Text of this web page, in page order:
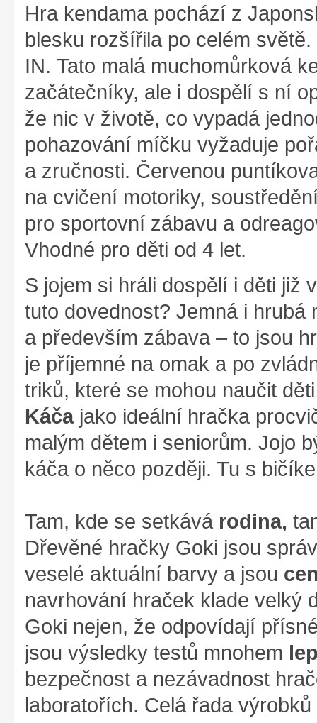
Hra kendama pochází z
blesku rozšířila po celém
IN. Tato malá muchomůrková
začátečníky, ale i dospělí s ní
že nic v životě, co vypadá
pohazování míčku vyžaduje
a zručnosti. Červenou
na cvičení motoriky,
pro sportovní zábavu a
Vhodné pro děti od 4 let.
S jojem si hráli dospělí i děti již
tuto dovednost? Jemná i
a především zábava – to jsou
je příjemné na omak a po
triků, které se mohou naučit
Káčajako ideální hračka
malým dětem i seniorům. Jojo
káča o něco později. Tu s
Tam, kde se setkává rodina,
Dřevěné hračky Goki jsou
veselé aktuální barvy a jsou
navrhování hraček klade velký
Goki nejen, že odpovídají
jsou výsledky testů mnohem
bezpečnost a nezávadnost
laboratořích. Celá řada